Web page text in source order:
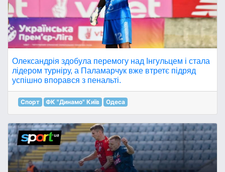
Олександрія здобула перемогу над Інгульцем і стала
лідером турніру, а Паламарчук вже втретє підряд
успішно впорався з пенальті.
Спорт ФК "Динамо" Київ Одеса